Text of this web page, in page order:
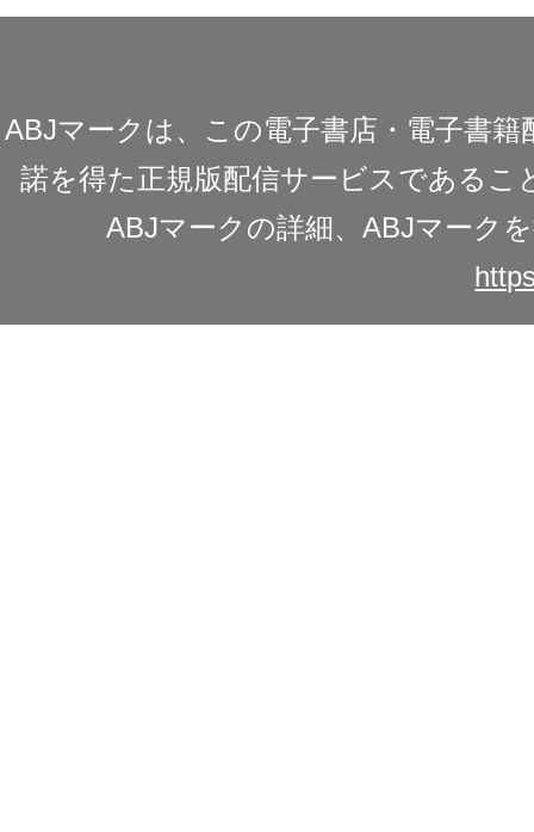
ABJマークは、この電子書店・電子書
諾を得た正規版配信サービスであるこ
ABJマークの詳細、ABJマーク